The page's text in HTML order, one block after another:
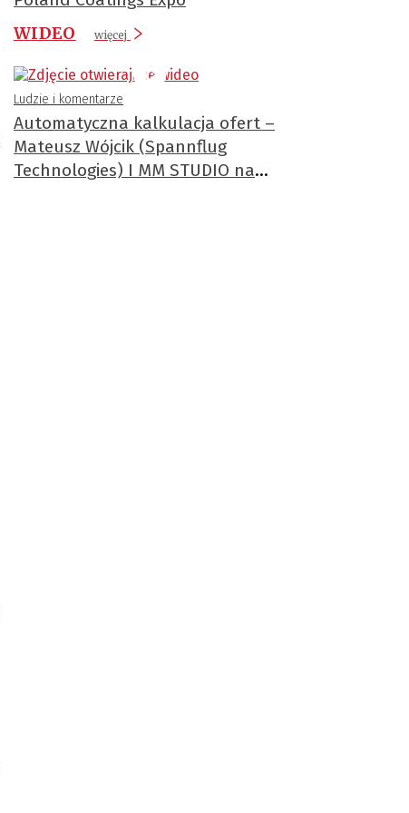
WIDEO
więcej
Ludzie i komentarze
Automatyczna kalkulacja ofert –
Mateusz Wójcik (Spannflug
Technologies) I MM STUDIO na